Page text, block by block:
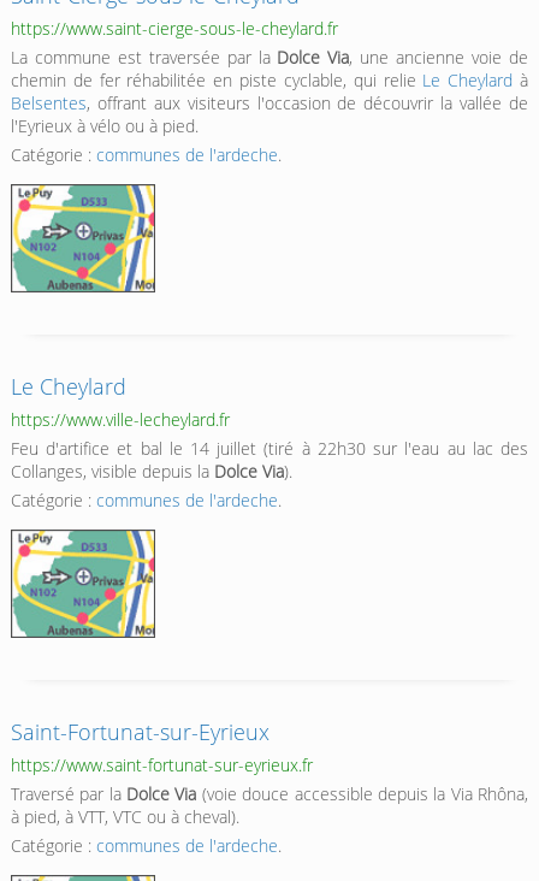
https://www.saint-cierge-sous-le-cheylard.fr
La commune est traversée par la Dolce Via, une ancienne voie de
chemin de fer réhabilitée en piste cyclable, qui relie Le Cheylard à
Belsentes, offrant aux visiteurs l'occasion de découvrir la vallée de
l'Eyrieux à vélo ou à pied.
Catégorie : communes de l'ardeche.
Le Cheylard
https://www.ville-lecheylard.fr
Feu d'artifice et bal le 14 juillet (tiré à 22h30 sur l'eau au lac des
Collanges, visible depuis la Dolce Via).
Catégorie : communes de l'ardeche.
Saint-Fortunat-sur-Eyrieux
https://www.saint-fortunat-sur-eyrieux.fr
Traversé par la Dolce Via (voie douce accessible depuis la Via Rhôna,
à pied, à VTT, VTC ou à cheval).
Catégorie : communes de l'ardeche.